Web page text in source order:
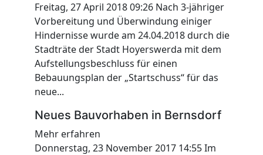
Freitag, 27 April 2018 09:26 Nach 3-jähriger
Vorbereitung und Überwindung einiger
Hindernisse wurde am 24.04.2018 durch die
Stadträte der Stadt Hoyerswerda mit dem
Aufstellungsbeschluss für einen
Bebauungsplan der „Startschuss“ für das
neue...
Neues Bauvorhaben in Bernsdorf
Mehr erfahren
Donnerstag, 23 November 2017 14:55 Im